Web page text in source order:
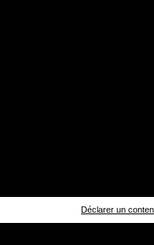
Déclarer un